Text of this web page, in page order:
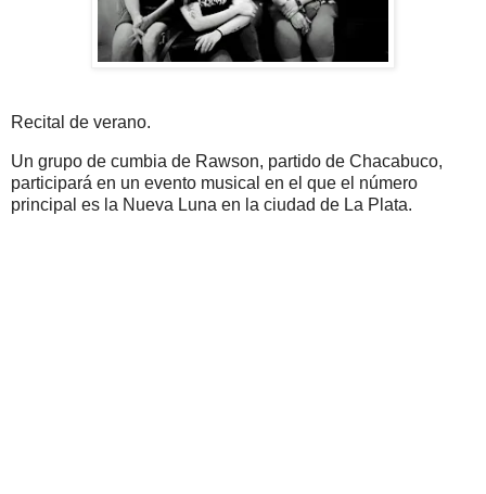
Recital de verano.
Un grupo de cumbia de Rawson, partido de Chacabuco,
participará en un evento musical en el que el número
principal es la Nueva Luna en la ciudad de La Plata.